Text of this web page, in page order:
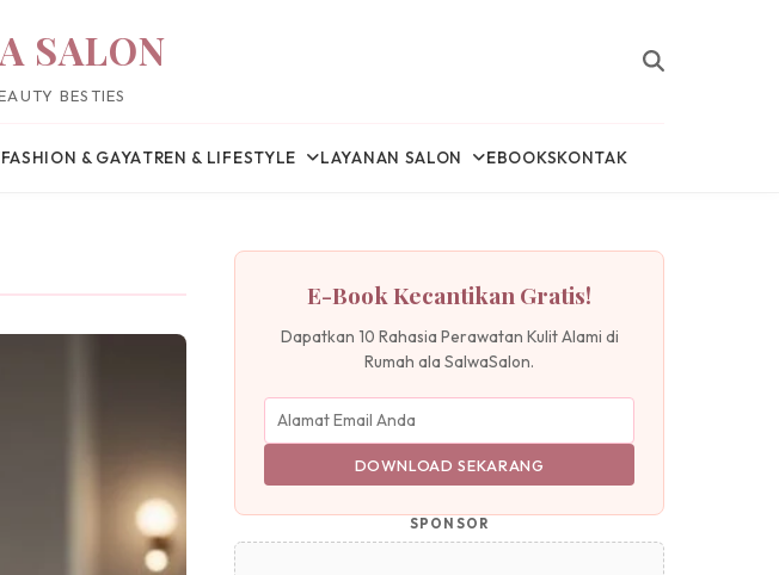
SALON
BESTIES
FASHION & GAYATREN & LIFESTYLE LAYANAN SALON EBOOKSKONTAK
E-Book Kecantikan Gratis!
Dapatkan 10 Rahasia Perawatan Kulit Alami di
Rumah ala SalwaSalon.
DOWNLOAD SEKARANG
SPONSOR